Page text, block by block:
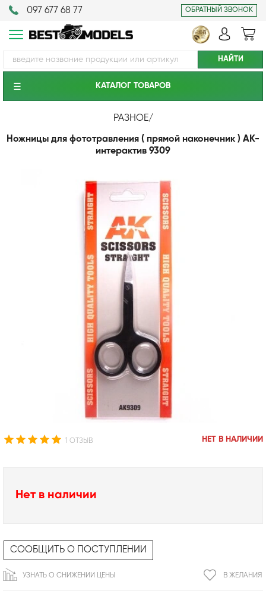
097 677 68 77 ОБРАТНЫЙ ЗВОНОК
КАТАЛОГ ТОВАРОВ
РАЗНОЕ/
Ножницы для фототравления ( прямой наконечник ) АК-
интерактив 9309
1 ОТЗЫВ НЕТ В НАЛИЧИИ
Нет в наличии
СООБЩИТЬ О ПОСТУПЛЕНИИ
В ЖЕЛАНИЯ
УЗНАТЬ О СНИЖЕНИИ ЦЕНЫ